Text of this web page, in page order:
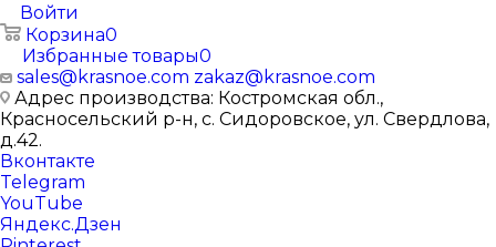
Войти
Корзина0
Избранные товары0
sales@krasnoe.com zakaz@krasnoe.com
Адрес производства: Костромская обл.,
Красносельский р-н, с. Сидоровское, ул. Свердлова,
д.42.
Вконтакте
Telegram
YouTube
Яндекс.Дзен